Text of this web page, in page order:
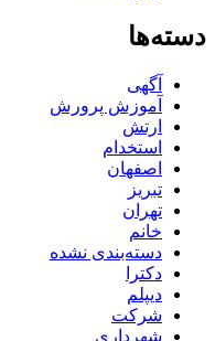
دسته‌ها
آگهی
آموزش پرورش
ارتش
استخدام
اصفهان
تبریز
تهران
خانم
دسته‌بندی نشده
دکترا
دیپلم
شرکت
شهرداری